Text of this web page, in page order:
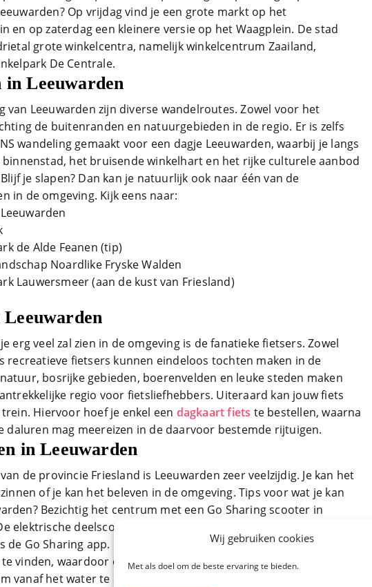
Wij gebruiken cookies
Met als doel om de beste ervaring te bieden.
Op vrijdag vind je een grote markt op het
en op zaterdag een kleinere versie op het Waagplein. De stad
grote winkelcentra, namelijk winkelcentrum Zaailand,
De Centrale.
in Leeuwarden
van Leeuwarden zijn diverse wandelroutes. Zowel voor het
de buitenranden en natuurgebieden in de regio. Er is zelfs
wandeling gemaakt voor een dagje Leeuwarden, waarbij je langs
het bruisende winkelhart en het rijke culturele aanbod
je slapen? Dan kan je natuurlijk ook naar één van de
in de omgeving. Kijk eens naar:
de Alde Feanen (tip)
Noardlike Fryske Walden
Lauwersmeer (aan de kust van Friesland)
erg veel zal zien in de omgeving is de fanatieke fietsers. Zowel
recreatieve fietsers kunnen eindeloos tochten maken in de
bosrijke gebieden, boerenvelden en leuke steden maken
regio voor fietsliefhebbers. Uiteraard kan jouw fiets
Hiervoor hoef je enkel een dagkaart fiets te bestellen, waarna
daluren mag meereizen in de daarvoor bestemde rijtuigen.
in Leeuwarden
de provincie Friesland is Leeuwarden zeer veelzijdig. Je kan het
of je kan het beleven in de omgeving. Tips voor wat je kan
Bezichtig het centrum met een Go Sharing scooter in
elektrische deelscooters zijn 24/7 beschikbaar en kan je huren en
de Go Sharing app. Er zijn op dit moment ruim 100 scooters in het
vinden, waardoor er altijd wel één in de buurt is. Ook is het leuk
vanaf het water te ontdekken. Stap hiervoor in bij één van de